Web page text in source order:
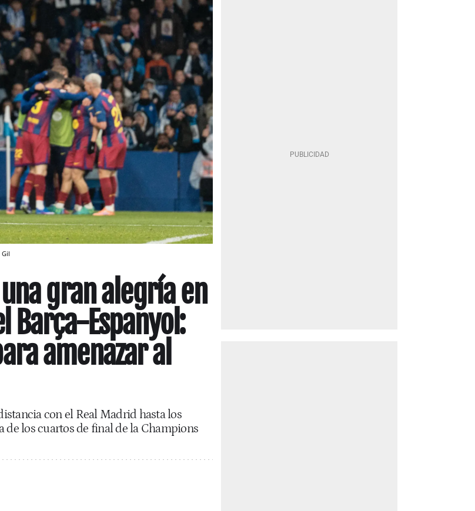
Gil
gran alegría en
Barça-Espanyol:
amenazar al
con el Real Madrid hasta los
de los cuartos de final de la Champions